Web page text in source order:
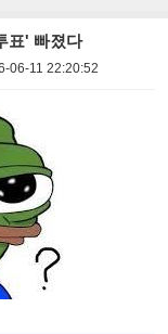
표' 빠졌다
06-11 22:20:52